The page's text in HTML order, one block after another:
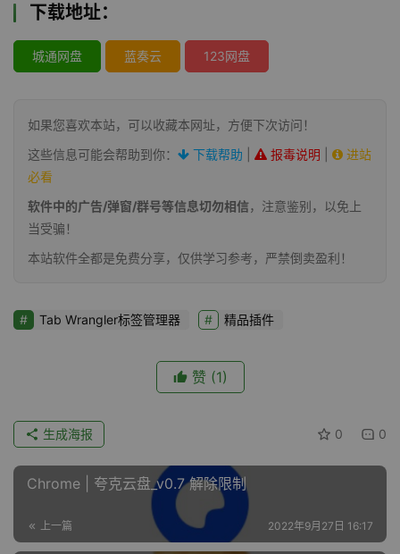
下载地址：
城通网盘 蓝奏云 123网盘
如果您喜欢本站，可以收藏本网址，方便下次访问！
这些信息可能会帮助到你：
下载帮助 报毒说明
进站
必看
软件中的广告/弹窗/群号等信息切勿相信，注意鉴别，以免上
当受骗！
本站软件全都是免费分享，仅供学习参考，严禁倒卖盈利！
Tab Wrangler标签管理器 精品插件
赞 (1)
0 0
生成海报
Chrome | 夸克云盘_v0.7 解除限制
上一篇 2022年9月27日 16:17